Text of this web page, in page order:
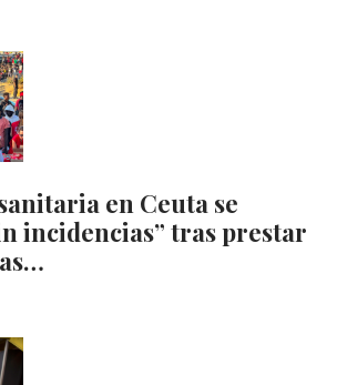
en Ceuta se
incidencias” tras prestar